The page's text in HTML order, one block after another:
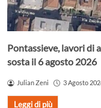
Pontassieve, lavori di
sosta il 6 agosto 2026
Julian Zeni 3 Agosto
Leggi di più